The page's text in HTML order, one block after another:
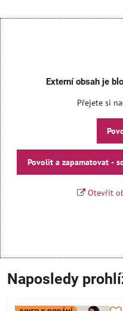
Externí obsah je
Přejete si
Povolit a zapamatovat -
Otevřít
Naposledy